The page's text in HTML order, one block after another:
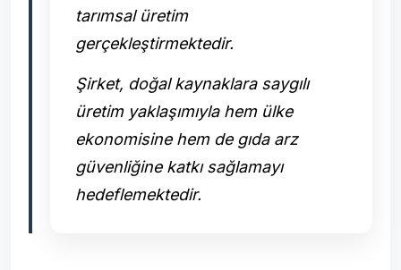
tarımsal üretim
gerçekleştirmektedir.
Şirket, doğal kaynaklara saygılı
üretim yaklaşımıyla hem ülke
ekonomisine hem de gıda arz
güvenliğine katkı sağlamayı
hedeflemektedir.